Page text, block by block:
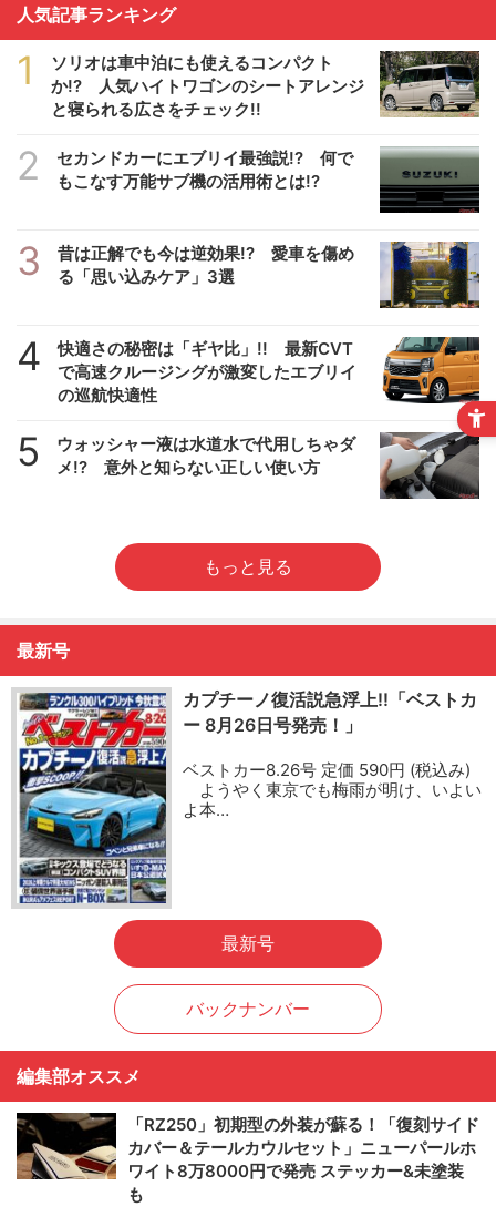
人気記事ランキング
1
ソリオは車中泊にも使えるコンパクト
か!? 人気ハイトワゴンのシートアレンジ
と寝られる広さをチェック!!
2
セカンドカーにエブリイ最強説!? 何で
もこなす万能サブ機の活用術とは!?
3
昔は正解でも今は逆効果!? 愛車を傷め
る「思い込みケア」3選
4
快適さの秘密は「ギヤ比」!! 最新CVT
で高速クルージングが激変したエブリイ
の巡航快適性
5
ウォッシャー液は水道水で代用しちゃダ
メ!? 意外と知らない正しい使い方
もっと見る
最新号
カプチーノ復活説急浮上!!「ベストカ
ー 8月26日号発売！」
ベストカー8.26号 定価 590円 (税込み)
ようやく東京でも梅雨が明け、いよい
よ本…
最新号
バックナンバー
編集部オススメ
「RZ250」初期型の外装が蘇る！「復刻サイド
カバー＆テールカウルセット」ニューパールホ
ワイト8万8000円で発売 ステッカー&未塗装
も